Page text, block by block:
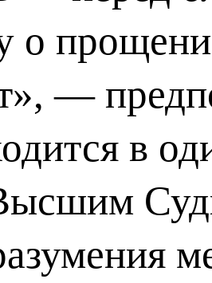
о
—
в